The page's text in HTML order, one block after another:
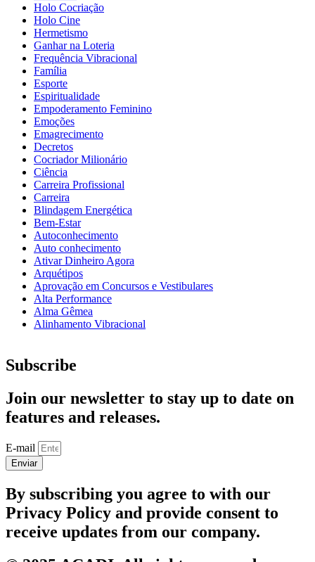
Holo Cocriação
Holo Cine
Hermetismo
Ganhar na Loteria
Frequência Vibracional
Família
Esporte
Espiritualidade
Empoderamento Feminino
Emoções
Emagrecimento
Decretos
Cocriador Milionário
Ciência
Carreira Profissional
Carreira
Blindagem Energética
Bem-Estar
Autoconhecimento
Auto conhecimento
Ativar Dinheiro Agora
Arquétipos
Aprovação em Concursos e Vestibulares
Alta Performance
Alma Gêmea
Alinhamento Vibracional
Subscribe
Join our newsletter to stay up to date on
features and releases.
E-mail
Enviar
By subscribing you agree to with our
Privacy Policy and provide consent to
receive updates from our company.